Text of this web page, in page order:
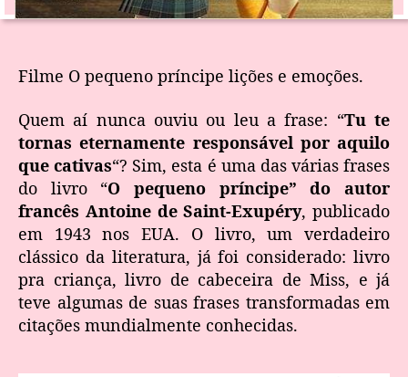
Filme O pequeno príncipe lições e emoções.
Quem aí nunca ouviu ou leu a frase: “Tu te
tornas eternamente responsável por aquilo
que cativas“? Sim, esta é uma das várias frases
do livro “O pequeno príncipe” do autor
francês Antoine de Saint-Exupéry, publicado
em 1943 nos EUA. O livro, um verdadeiro
clássico da literatura, já foi considerado: livro
pra criança, livro de cabeceira de Miss, e já
teve algumas de suas frases transformadas em
citações mundialmente conhecidas.